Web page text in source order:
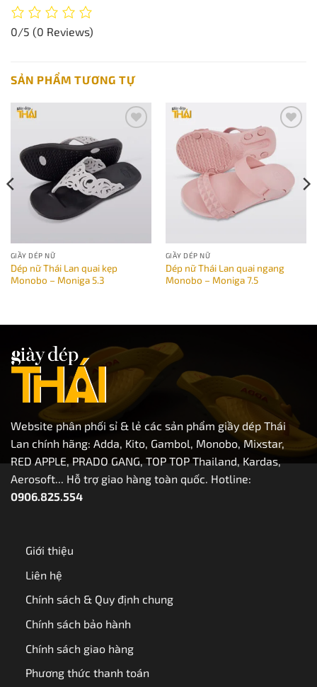
0/5 (0 Reviews)
SẢN PHẨM TƯƠNG TỰ
Add to
wishlist
GIẦY DÉP NỮ
Dép nữ Thái Lan quai kẹp
Monobo – Moniga 5.3
Add to
wishlist
GIẦY DÉP NỮ
Dép nữ Thái Lan quai ngang
Monobo – Moniga 7.5
Website phân phối sỉ & lẻ các sản phẩm giầy dép Thái
Lan chính hãng: Adda, Kito, Gambol, Monobo, Mixstar,
RED APPLE, PRADO GANG, TOP TOP Thailand, Kardas,
Aerosoft... Hỗ trợ giao hàng toàn quốc. Hotline:
0906.825.554
Giới thiệu
Liên hệ
Chính sách & Quy định chung
Chính sách bảo hành
Chính sách giao hàng
Phương thức thanh toán